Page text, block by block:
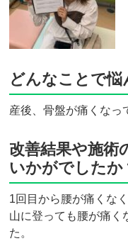
どんなことで悩
産後、骨盤が痛くなっ
改善結果や施術
いかがでしたか
1回目から腰が痛くな
山に登っても腰が痛く
た。